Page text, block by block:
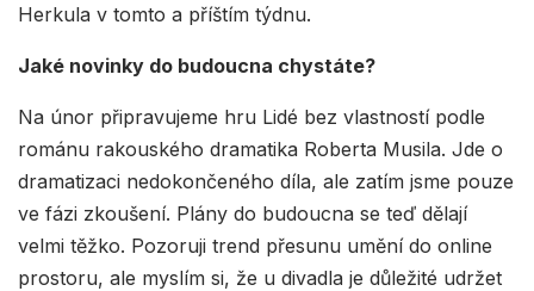
Herkula v tomto a příštím týdnu.
Jaké novinky do budoucna chystáte?
Na únor připravujeme hru Lidé bez vlastností podle
románu rakouského dramatika Roberta Musila. Jde o
dramatizaci nedokončeného díla, ale zatím jsme pouze
ve fázi zkoušení. Plány do budoucna se teď dělají
velmi těžko. Pozoruji trend přesunu umění do online
prostoru, ale myslím si, že u divadla je důležité udržet